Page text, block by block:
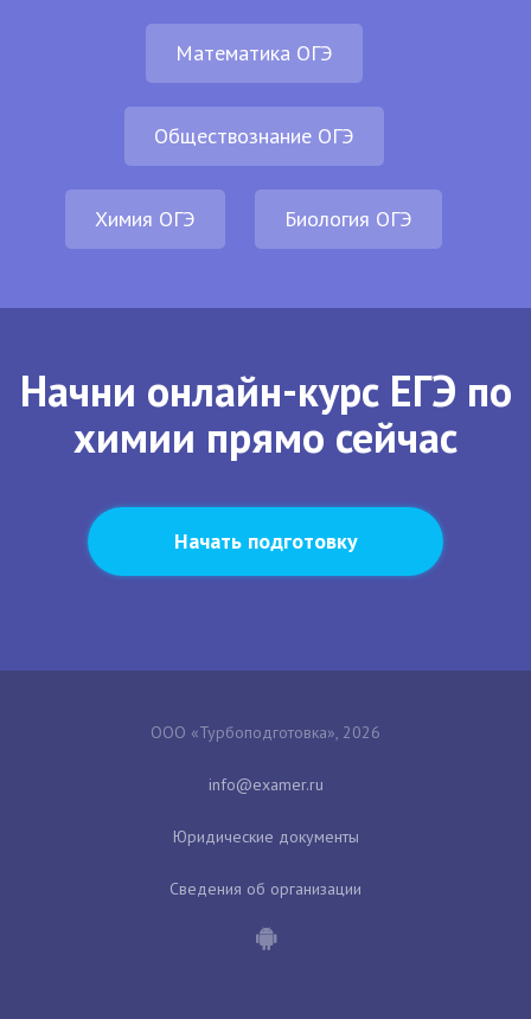
Математика ОГЭ
Обществознание ОГЭ
Химия ОГЭ Биология ОГЭ
Начни онлайн-курс ЕГЭ по
химии прямо сейчас
Начать подготовку
ООО «Турбоподготовка», 2026
Юридические документы
Сведения об организации